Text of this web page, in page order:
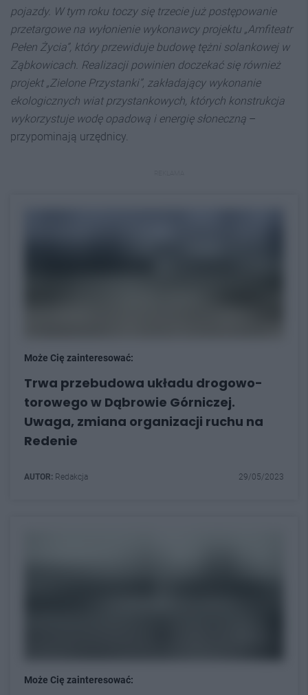
pojazdy. W tym roku toczy się trzecie już postępowanie
przetargowe na wyłonienie wykonawcy projektu „Amfiteatr
Pełen Życia”, który przewiduje budowę tężni solankowej w
Ząbkowicach. Realizacji powinien doczekać się również
projekt „Zielone Przystanki”, zakładający wykonanie
ekologicznych wiat przystankowych, których konstrukcja
wykorzystuje wodę opadową i energię słoneczną –
przypominają urzędnicy.
Może Cię zainteresować:
Trwa przebudowa układu drogowo-
torowego w Dąbrowie Górniczej.
Uwaga, zmiana organizacji ruchu na
Redenie
AUTOR: Redakcja 29/05/2023
Może Cię zainteresować: